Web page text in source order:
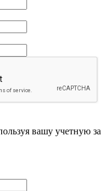
вашу учетную